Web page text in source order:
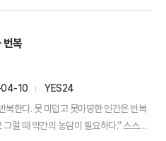
번복
10
YES24
복한다. 못 미덥고 못마땅한 인간은 번복
그럴 때 약간의 농담이 필요하다.” 스스로